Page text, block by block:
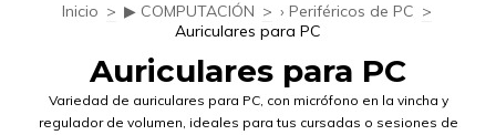
Inicio > ▶ COMPUTACIÓN > › Periféricos de PC >
Auriculares para PC
Auriculares para PC
Variedad de auriculares para PC, con micrófono en la vincha y
regulador de volumen, ideales para tus cursadas o sesiones de